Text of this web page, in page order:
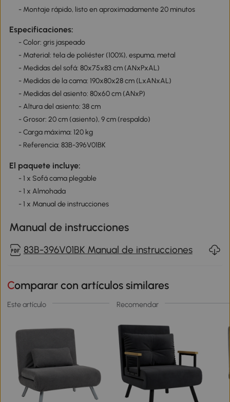
- Montaje rápido, listo en aproximadamente 20 minutos
Especificaciones:
- Color: gris jaspeado
- Material: tela de poliéster (100%), espuma, metal
- Medidas del sofá: 80x75x83 cm (ANxPxAL)
- Medidas de la cama: 190x80x28 cm (LxANxAL)
- Medidas del asiento: 80x60 cm (ANxP)
- Altura del asiento: 38 cm
- Grosor: 20 cm (asiento), 9 cm (respaldo)
- Carga máxima: 120 kg
- Referencia: 83B-396V01BK
El paquete incluye:
- 1 x Sofá cama plegable
- 1 x Almohada
- 1 x Manual de instrucciones
Manual de instrucciones
83B-396V01BK Manual de instrucciones
Comparar con artículos similares
Este artículo Recomendar